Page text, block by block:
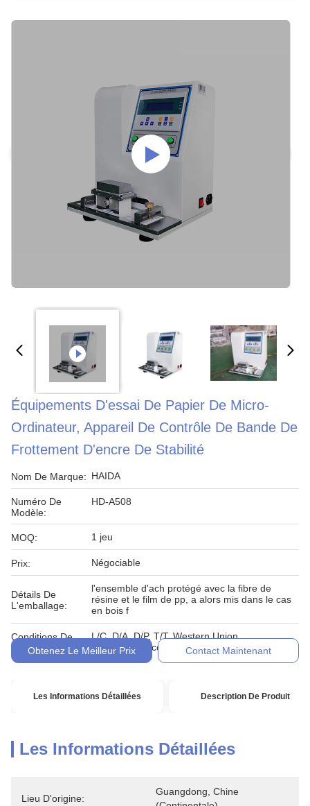
Équipements D'essai De Papier De Micro-
Ordinateur, Appareil De Contrôle De Bande De
Frottement D'encre De Stabilité
Nom De Marque: HAIDA
Numéro De
Modèle:
HD-A508
MOQ: 1 jeu
Prix: Négociable
Détails De
L'emballage:
l'ensemble d'ach protégé avec la fibre de
résine et le film de pp, a alors mis dans le cas
en bois f
Conditions De
Paiement:
L/C, D/A, D/P, T/T, Western Union,
MoneyGram, comptant, engagement
Obtenez Le Meilleur Prix Contact Maintenant
Les Informations Détaillées Description De Produit
Les Informations Détaillées
Lieu D'origine:
Guangdong, Chine